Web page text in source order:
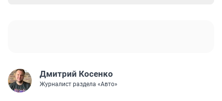
Дмитрий Косенко
Журналист раздела «Авто»